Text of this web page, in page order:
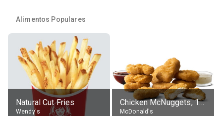
Alimentos Populares
Natural Cut Fries
Wendy's
Chicken McNuggets, 10 pieces, without sauce
McDonald's